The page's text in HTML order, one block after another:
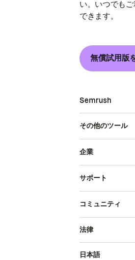
い。いつでも
できます。
無償試用版
Semrush
その他のツール
企業
サポート
コミュニティ
法律
日本語